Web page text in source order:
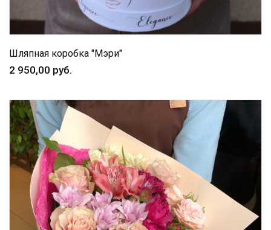
Шляпная коробка "Мэри"
2 950,00 руб.